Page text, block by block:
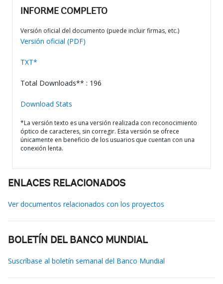
INFORME COMPLETO
Versión oficial del documento (puede incluir firmas, etc.)
Versión oficial (PDF)
TXT*
Total Downloads** : 196
Download Stats
*La versión texto es una versión realizada con reconocimiento
óptico de caracteres, sin corregir. Esta versión se ofrece
únicamente en beneficio de los usuarios que cuentan con una
conexión lenta.
ENLACES RELACIONADOS
Ver documentos relacionados con los proyectos
BOLETÍN DEL BANCO MUNDIAL
Suscríbase al boletín semanal del Banco Mundial